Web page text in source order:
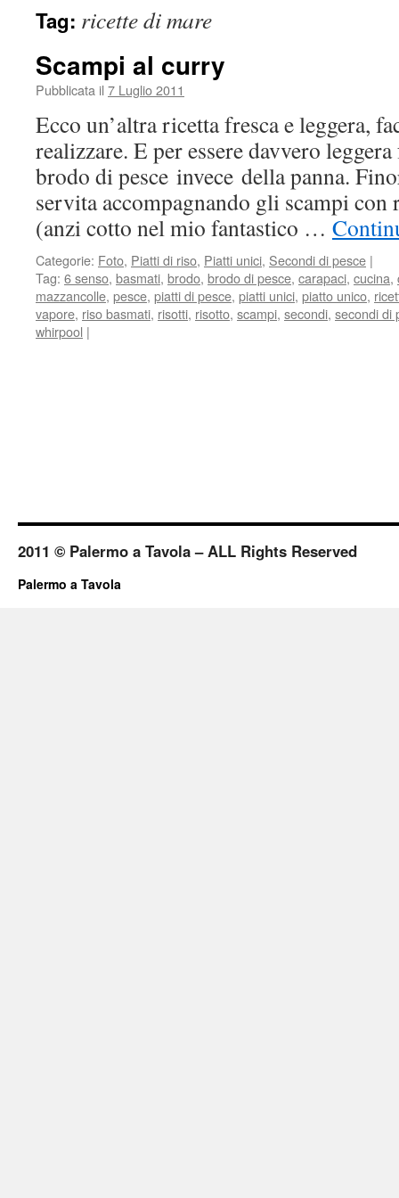
Tag: ricette di mare
Scampi al curry
Pubblicata il 7 Luglio 2011
Ecco un’altra ricetta fresca e leggera,
realizzare. E per essere davvero
brodo di pesce invece della panna.
servita accompagnando gli scampi
(anzi cotto nel mio fantastico …
Categorie: Foto, Piatti di riso, Piatti unici, Secondi di pesce |
Tag: 6 senso, basmati, brodo, brodo di pesce, carapaci, cucina,
mazzancolle, pesce, piatti di pesce, piatti unici, piatto unico,
vapore, riso basmati, risotti, risotto, scampi, secondi, secondi di
whirpool |
2011 © Palermo a Tavola – ALL Rights Reserved
Palermo a Tavola